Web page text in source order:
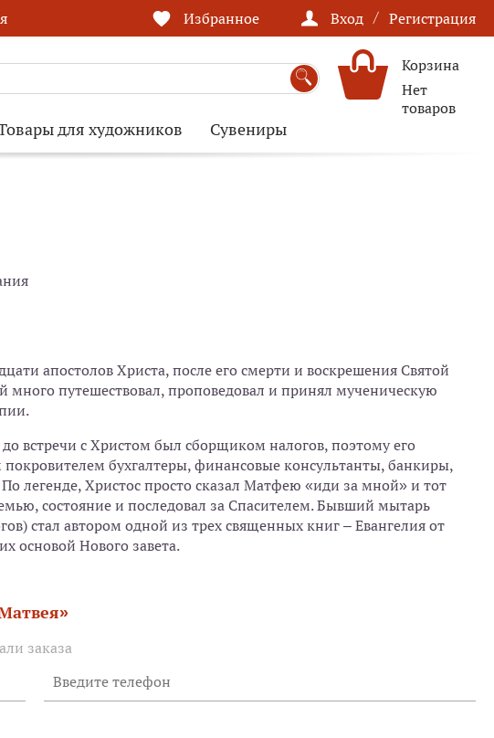
Избранное Вход / Регистрация
Корзина
Нет
товаров
для художников Сувениры
апостолов Христа, после его смерти и воскрешения Святой
много путешествовал, проповедовал и принял мученическую
встречи с Христом был сборщиком налогов, поэтому его
покровителем бухгалтеры, финансовые консультанты, банкиры,
легенде, Христос просто сказал Матфею «иди за мной» и тот
состояние и последовал за Спасителем. Бывший мытарь
стал автором одной из трех священных книг – Евангелия от
основой Нового завета.
заказа